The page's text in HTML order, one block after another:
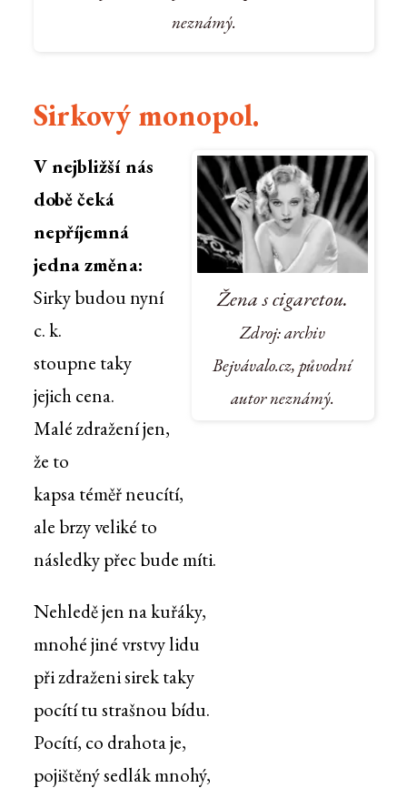
neznámý.
Sirkový monopol.
Žena s cigaretou.
Zdroj: archiv
Bejvávalo.cz, původní
autor neznámý.
V nejbližší nás
době čeká
nepříjemná
jedna změna:
Sirky budou nyní
c. k.
stoupne taky
jejich cena.
Malé zdražení jen,
že to
kapsa téměř neucítí,
ale brzy veliké to
následky přec bude míti.
Nehledě jen na kuřáky,
mnohé jiné vrstvy lidu
při zdraženi sirek taky
pocítí tu strašnou bídu.
Pocítí, co drahota je,
pojištěný sedlák mnohý,